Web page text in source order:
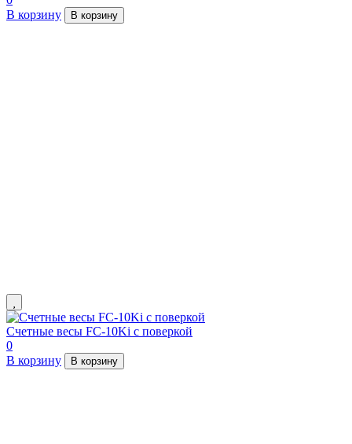
В корзину
В корзину
Счетные весы FC-10Ki с поверкой
0
В корзину
В корзину